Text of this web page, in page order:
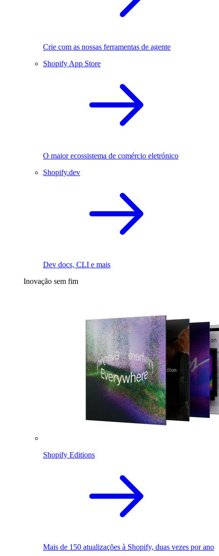
Crie com as nossas ferramentas de agente
Shopify App Store
O maior ecossistema de comércio eletrónico
Shopify.dev
Dev docs, CLI e mais
Inovação sem fim
Shopify Editions
Mais de 150 atualizações à Shopify, duas vezes por ano